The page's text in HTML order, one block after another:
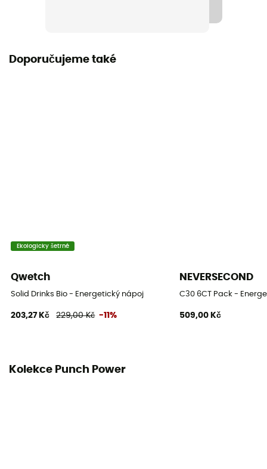
Doporučujeme také
Ekologicky šetrné
Qwetch
Solid Drinks Bio - Energetický nápoj
203,27 Kč 229,00 Kč -11%
NEVERSECOND
C30 6CT Pack -
509,00 Kč
Kolekce Punch Power